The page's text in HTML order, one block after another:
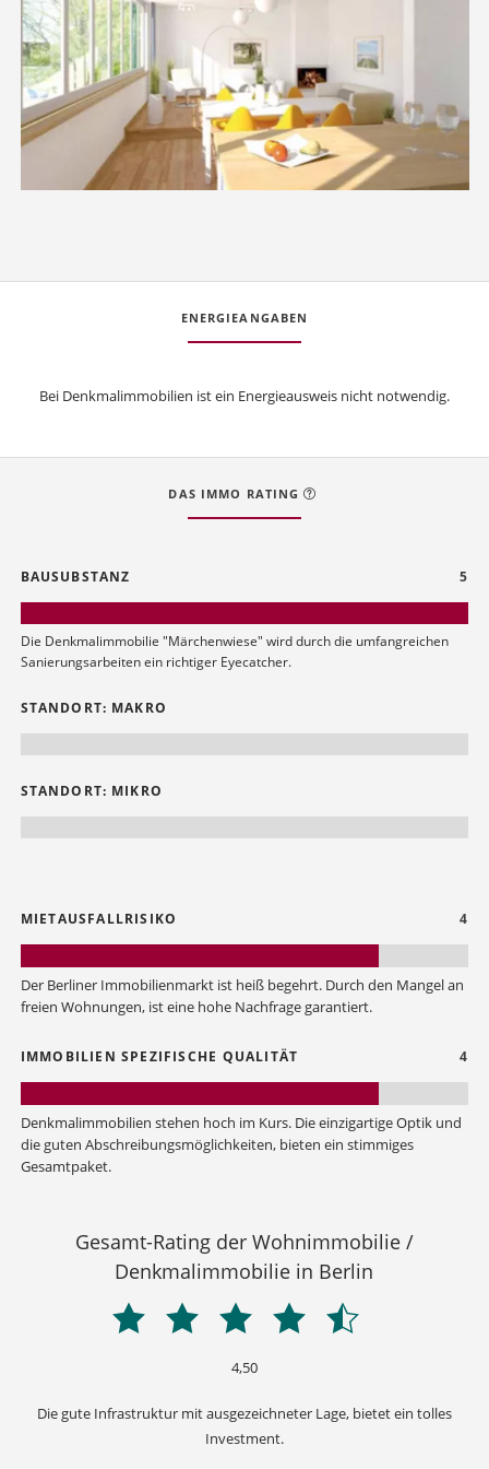
ENERGIEANGABEN
Bei Denkmalimmobilien ist ein Energieausweis nicht notwendig.
DAS IMMO RATING
BAUSUBSTANZ 5
Die Denkmalimmobilie "Märchenwiese" wird durch die umfangreichen
Sanierungsarbeiten ein richtiger Eyecatcher.
STANDORT: MAKRO
STANDORT: MIKRO
MIETAUSFALLRISIKO 4
Der Berliner Immobilienmarkt ist heiß begehrt. Durch den Mangel an
freien Wohnungen, ist eine hohe Nachfrage garantiert.
IMMOBILIEN SPEZIFISCHE QUALITÄT 4
Denkmalimmobilien stehen hoch im Kurs. Die einzigartige Optik und
die guten Abschreibungsmöglichkeiten, bieten ein stimmiges
Gesamtpaket.
Gesamt-Rating der Wohnimmobilie /
Denkmalimmobilie in Berlin
4,50
Die gute Infrastruktur mit ausgezeichneter Lage, bietet ein tolles
Investment.